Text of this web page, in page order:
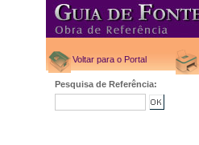
Voltar para o Portal
Pesquisa de Referência: